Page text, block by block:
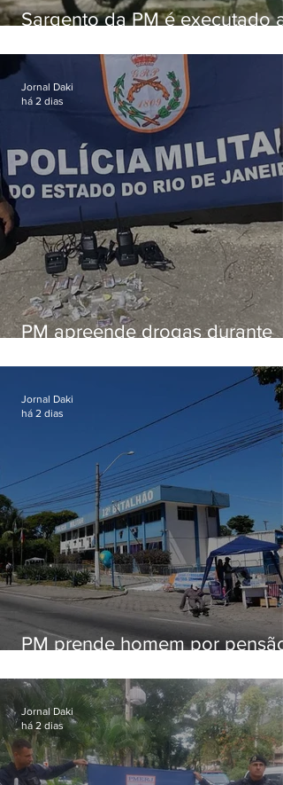
Sargento da PM é executado a
em Vaz Lobo
PM apreende drogas durante
Jornal Daki
há 2 dias
PM prende homem por pensão
Jornal Daki
há 2 dias
Jornal Daki
há 2 dias